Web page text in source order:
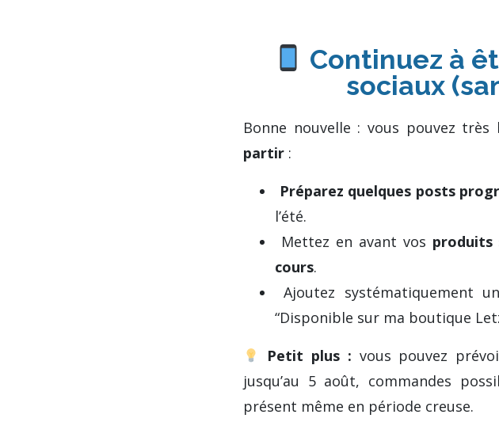
Continuez à
sociaux
Bonne nouvelle : vous pouvez très
partir :
Préparez quelques posts
l’été.
Mettez en avant vos produits
cours.
Ajoutez systématiquement
“Disponible sur ma boutique
Petit plus : vous pouvez
jusqu’au 5 août, commandes
présent même en période creuse.